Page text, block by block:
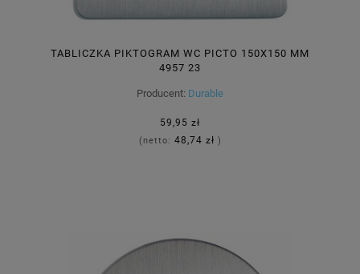
TABLICZKA PIKTOGRAM WC PICTO 150X150 MM
4957 23
Producent: Durable
59,95 zł
(netto: 48,74 zł )